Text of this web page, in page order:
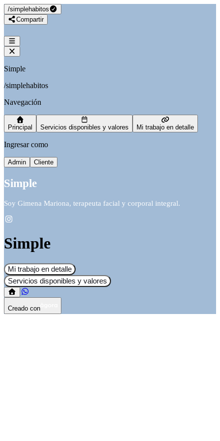
/simplehabitos
Compartir
Simple
/simplehabitos
Navegación
Principal Servicios disponibles y valores Mi trabajo en detalle
Ingresar como
Admin Cliente
Simple
Soy Gimena Mariona, terapeuta facial y corporal integral.
Simple
Mi trabajo en detalle
Servicios disponibles y valores
Creado con